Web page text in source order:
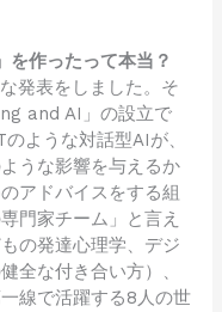
を作ったって本当？
発表をしました。そ
and AI」の設立で
ような対話型AIが、
うな影響を与えるか
アドバイスをする組
門家チーム」と言え
の発達心理学、デジ
全な付き合い方）、
線で活躍する8人の世